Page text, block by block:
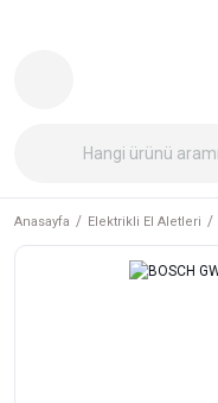
Anasayfa Elektrikli El Aletleri